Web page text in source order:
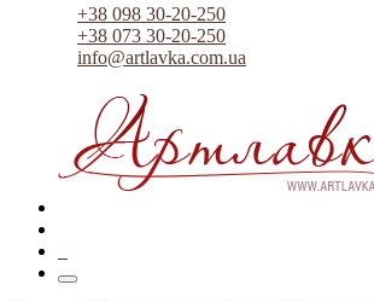
+38 098 30-20-250
+38 073 30-20-250
info@artlavka.com.ua